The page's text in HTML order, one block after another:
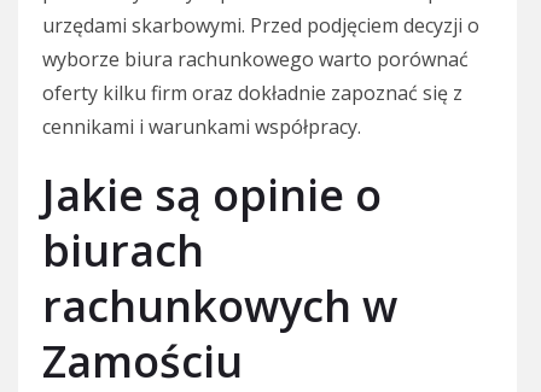
urzędami skarbowymi. Przed podjęciem decyzji o
wyborze biura rachunkowego warto porównać
oferty kilku firm oraz dokładnie zapoznać się z
cennikami i warunkami współpracy.
Jakie są opinie o
biurach
rachunkowych w
Zamościu